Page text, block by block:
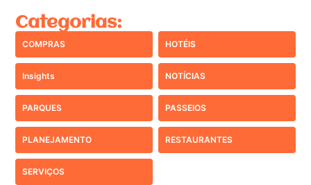
Categorias:
COMPRAS HOTÉIS
Insights NOTÍCIAS
PARQUES PASSEIOS
PLANEJAMENTO RESTAURANTES
SERVIÇOS